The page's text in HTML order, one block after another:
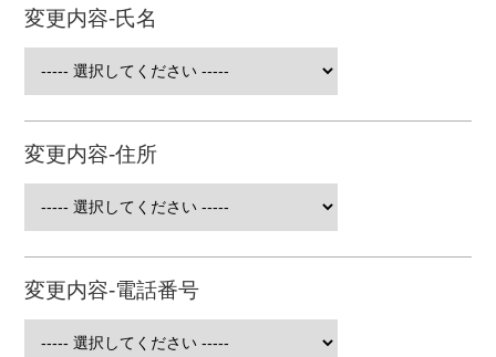
非対面の場合はe-mail、郵送等によりお客様宛に結果
本人確認情報（氏名、住所等）
個人番号
※1：口座管理法に基づく付番の趣旨についてご理解いただ
の他の法令の規定に基づく手続において預貯金者の預貯金口
座を特定するために利用され得るものであること。
※2：顔写真付きの公的書類による本人確認（1点で確認可
変更内容-氏名
変更内容-住所
変更内容-電話番号